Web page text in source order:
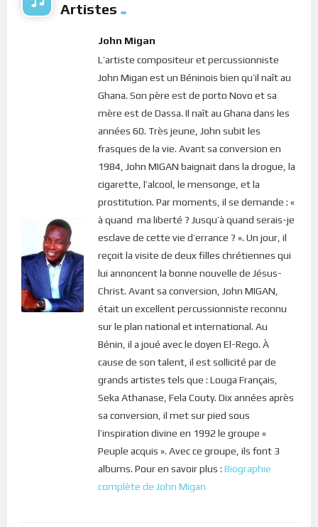
Artistes
John Migan
L’artiste compositeur et percussionniste
John Migan est un Béninois bien qu’il naît au
Ghana. Son père est de porto Novo et sa
mère est de Dassa. Il naît au Ghana dans les
années 60. Très jeune, John subit les
frasques de la vie. Avant sa conversion en
1984, John MIGAN baignait dans la drogue, la
cigarette, l’alcool, le mensonge, et la
prostitution. Par moments, il se demande : «
à quand ma liberté ? Jusqu’à quand serais-je
esclave de cette vie d’errance ? ». Un jour, il
reçoit la visite de deux filles chrétiennes qui
lui annoncent la bonne nouvelle de Jésus-
Christ. Avant sa conversion, John MIGAN,
était un excellent percussionniste reconnu
sur le plan national et international. Au
Bénin, il a joué avec le doyen El-Rego. À
cause de son talent, il est sollicité par de
grands artistes tels que : Louga Français,
Seka Athanase, Fela Couty. Dix années après
sa conversion, il met sur pied sous
l’inspiration divine en 1992 le groupe «
Peuple acquis ». Avec ce groupe, ils font 3
albums. Pour en savoir plus : Biographie
complète de John Migan